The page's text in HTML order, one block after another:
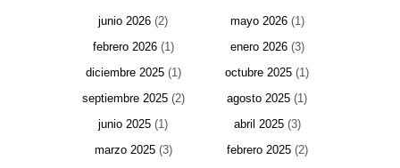
junio 2026 (2) mayo 2026(1)
febrero 2026(1) enero 2026(3)
diciembre 2025(1) octubre 2025 (1)
septiembre 2025(2) agosto 2025 (1)
junio 2025 (1) abril 2025(3)
marzo 2025(3) febrero 2025(2)